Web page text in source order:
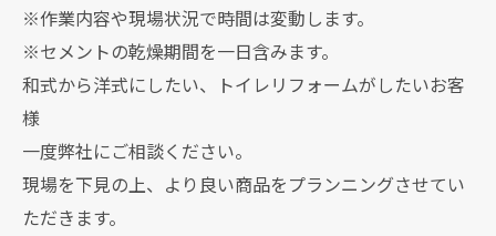
※作業内容や現場状況で時間は変動します。
※セメントの乾燥期間を一日含みます。
和式から洋式にしたい、トイレリフォームがしたいお客
様
一度弊社にご相談ください。
現場を下見の上、より良い商品をプランニングさせてい
ただきます。